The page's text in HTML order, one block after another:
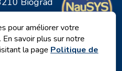
MB:
pour améliorer votre
savoir plus sur notre
la page Politique de